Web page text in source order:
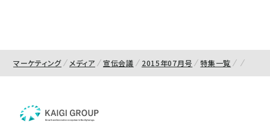
マーケティング メディア 宣伝会議 2015年07月号 特集一覧